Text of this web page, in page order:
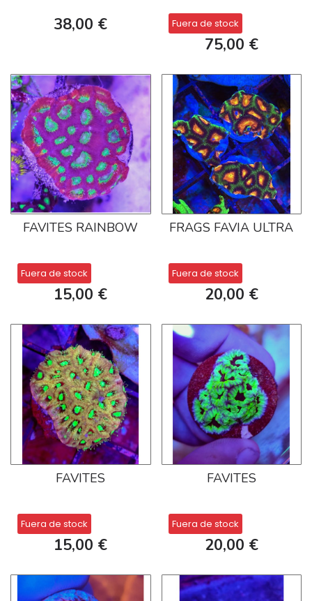
38,00 € Fuera de stock
75,00 €
FAVITES RAINBOW
Fuera de stock
15,00 €
FRAGS FAVIA ULTRA
Fuera de stock
20,00 €
FAVITES
Fuera de stock
15,00 €
FAVITES
Fuera de stock
20,00 €